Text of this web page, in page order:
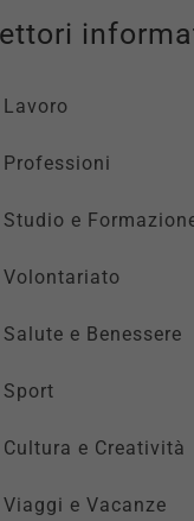
Lavoro
Professioni
Studio e
Volontariato
Salute e Benessere
Sport
Cultura e Creatività
Viaggi e Vacanze